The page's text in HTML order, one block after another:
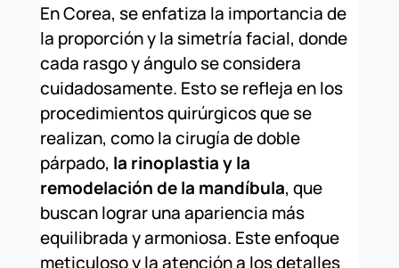
En Corea, se enfatiza la importancia de
la proporción y la simetría facial, donde
cada rasgo y ángulo se considera
cuidadosamente. Esto se refleja en los
procedimientos quirúrgicos que se
realizan, como la cirugía de doble
párpado, la rinoplastia y la
remodelación de la mandíbula, que
buscan lograr una apariencia más
equilibrada y armoniosa. Este enfoque
meticuloso y la atención a los detalles